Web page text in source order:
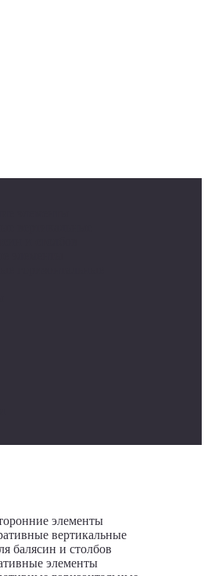
элементы
вертикальные
балясин и столбов
элементы